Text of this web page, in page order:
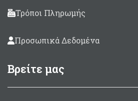
Τρόποι Πληρωμής
Προσωπικά Δεδομένα
Βρείτε μας